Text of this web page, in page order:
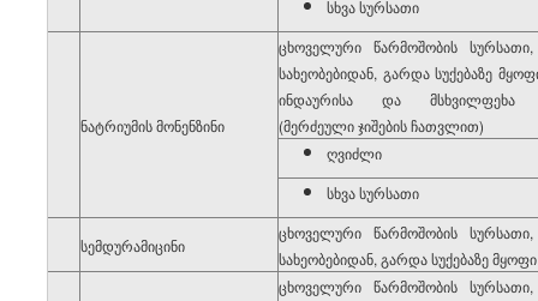
სხვა სურსათი
ნატრიუმის მონენზინი
ცხოველური წარმოშობის
სახეობებიდან, გარდა სუქებაზე
ინდაურისა და მსხვილფეხა
(მერძეული ჯიშების ჩათვლით)
ღვიძლი
სხვა სურსათი
სემდურამიცინი
ცხოველური წარმოშობის
სახეობებიდან, გარდა სუქებაზე
ცხოველური წარმოშობის